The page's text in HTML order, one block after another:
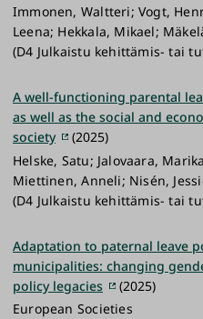
Immonen, Waltteri; Vogt,
Leena; Hekkala, Mikael;
(D4 Julkaistu kehittämis- tai
A well-functioning parental
as well as the social and
society
(2025)
Helske, Satu; Jalovaara,
Miettinen, Anneli; Nisén,
(D4 Julkaistu kehittämis- tai
Adaptation to paternal leave
municipalities: changing
policy legacies
(2025)
European Societies